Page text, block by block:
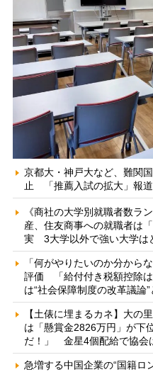
京都大・神戸大など、難関
止 「推薦入試の拡大」報
《商社の大学別就職者数ラ
産、住友商事への就職者は
実 3大学以外で強い大学は
「何がやりたいのか分から
評価 「給付付き税額控除
は“社会保障制度の改革議論
【土俵に埋まるカネ】大の
は「懸賞金2826万円」が下
だ！」 金星4個配給で協会
急増する中国企業の“国籍ロ